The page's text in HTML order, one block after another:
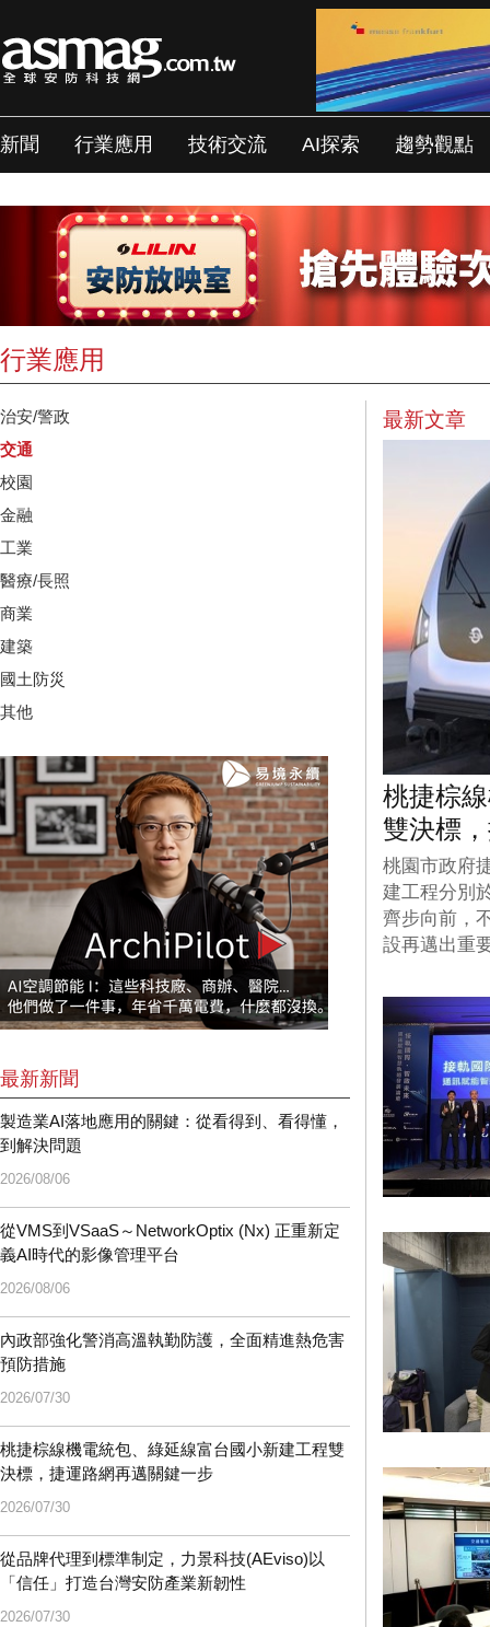
新聞 行業應用 技術交流 AI探索 趨勢觀點
行業應用
治安/警政
交通
校園
金融
工業
醫療/長照
商業
建築
國土防災
其他
最新新聞
製造業AI落地應用的關鍵：從看得到、看得懂，
到解決問題
2026/08/06
從VMS到VSaaS～NetworkOptix (Nx) 正重新定
義AI時代的影像管理平台
2026/08/06
內政部強化警消高溫執勤防護，全面精進熱危害
預防措施
2026/07/30
桃捷棕線機電統包、綠延線富台國小新建工程雙
決標，捷運路網再邁關鍵一步
2026/07/30
從品牌代理到標準制定，力景科技(AEviso)以
「信任」打造台灣安防產業新韌性
2026/07/30
最新文章
桃捷棕
雙決標
桃園市政府
建工程分別
齊步向前，
設再邁出重